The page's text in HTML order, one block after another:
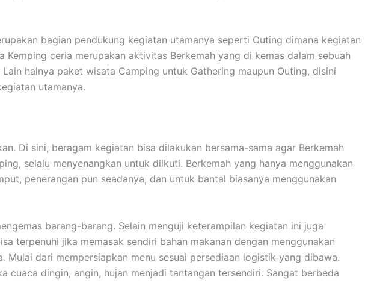
bagian pendukung kegiatan utamanya seperti Outing dimana kegiatan
ceria merupakan aktivitas Berkemah yang di kemas dalam sebuah
halnya paket wisata Camping untuk Gathering maupun Outing, disini
utamanya.
Di sini, beragam kegiatan bisa dilakukan bersama-sama agar Berkemah
selalu menyenangkan untuk diikuti. Berkemah yang hanya menggunakan
penerangan pun seadanya, dan untuk bantal biasanya menggunakan
barang-barang. Selain menguji keterampilan kegiatan ini juga
terpenuhi jika memasak sendiri bahan makanan dengan menggunakan
dari mempersiapkan menu sesuai persediaan logistik yang dibawa.
cuaca dingin, angin, hujan menjadi tantangan tersendiri. Sangat berbeda